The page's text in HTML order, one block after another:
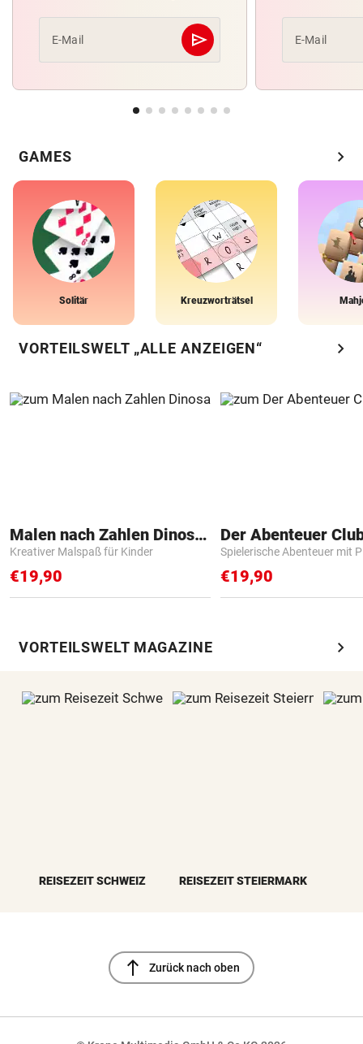
E-Mail send
Abschicken E-Mail
GAMES chevron_right
Solitär Kreuzworträtsel
VORTEILSWELT „ALLE ANZEIGEN“ chevron_right
Malen nach Zahlen Dinosaurier
Kreativer Malspaß für Kinder
€19,90
Der Abenteuer
Spielerische Abenteuer mit
€19,90
VORTEILSWELT MAGAZINE chevron_right
REISEZEIT SCHWEIZ REISEZEIT STEIERMARK
north Zurück nach oben